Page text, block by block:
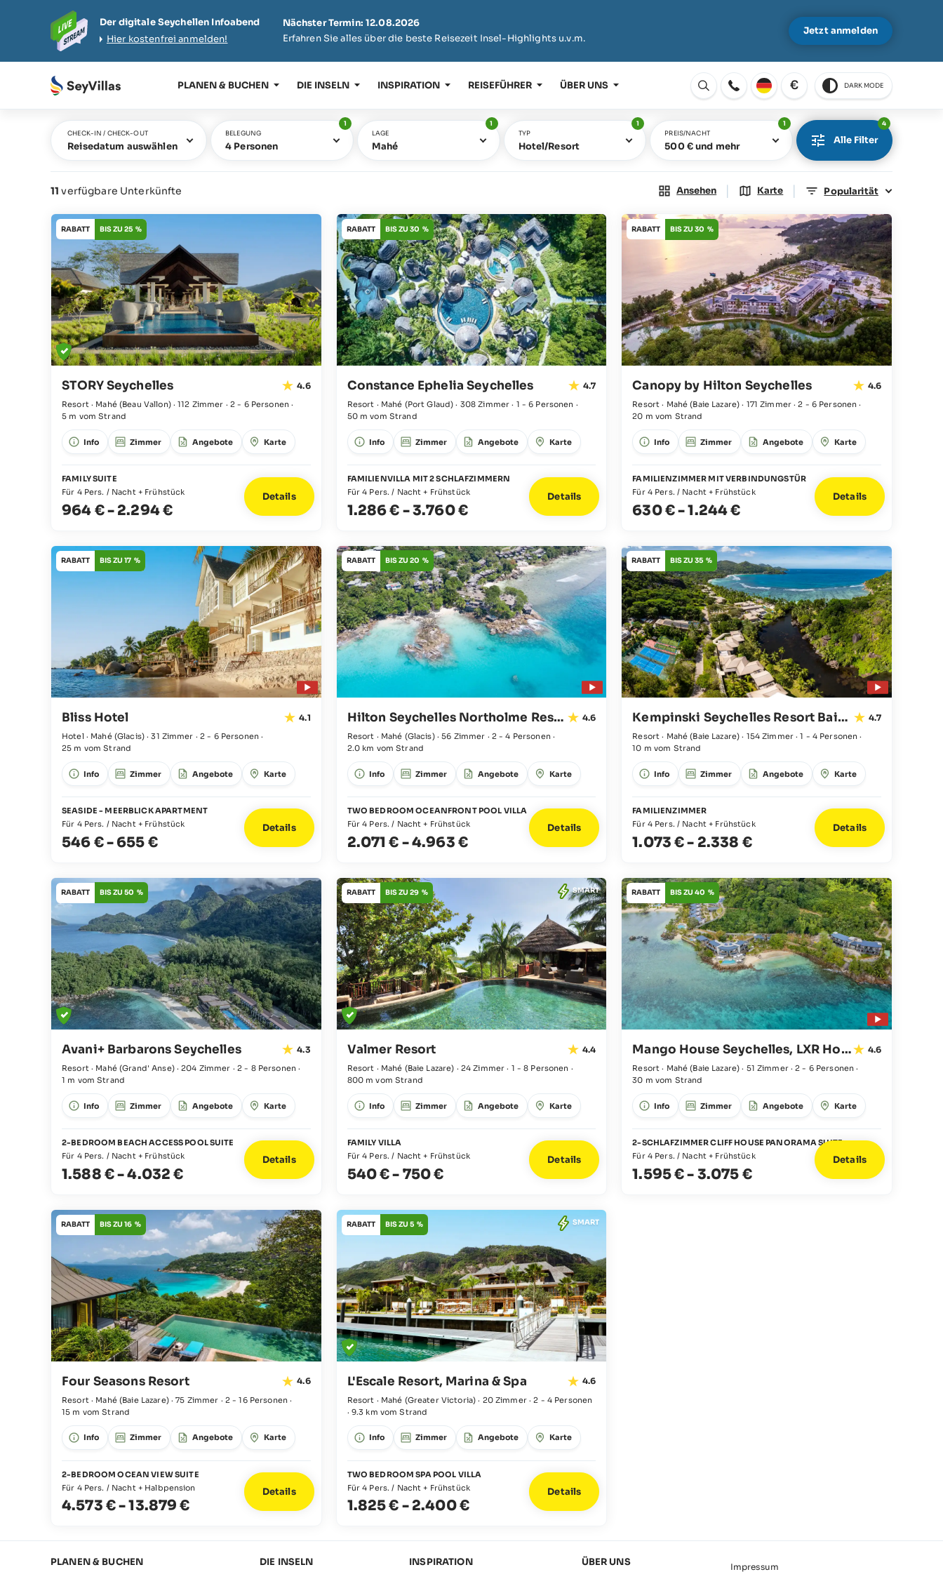
Der digitale Seychellen Infoabend
Hier kostenfrei anmelden!
Nächster Termin: 12.08.2026
Erfahren Sie alles über die beste Reisezeit Insel-Highlights u.v.m.
Jetzt anmelden
PLANEN & BUCHEN DIE INSELN INSPIRATION REISEFÜHRER ÜBER UNS
Öffnen
€ DARK MODE
CHECK-IN / CHECK-OUT
Reisedatum auswählen
BELEGUNG
4 Personen
1
LAGE
Mahé
1
TYP
Hotel/Resort
1
PREIS/NACHT
500 € und mehr
1
Alle Filter
4
11 verfügbare Unterkünfte Ansehen | Karte | Popularität
RABATT BIS ZU 25 %
STORY Seychelles 4.6
Resort · Mahé (Beau Vallon)·112 Zimmer ·2 - 6 Personen ·
5 m vom Strand
Info Zimmer Angebote Karte
FAMILY SUITE
Für 4 Pers. / Nacht + Frühstück
964 €- 2.294 €
Details
RABATT BIS ZU 30 %
Constance Ephelia Seychelles 4.7
Resort · Mahé (Port Glaud) · 308 Zimmer · 1 - 6 Personen ·
50 m vom Strand
Info Zimmer Angebote Karte
FAMILIENVILLA MIT 2 SCHLAFZIMMERN
Für 4 Pers. / Nacht + Frühstück
1.286 € -3.760 €
Details
RABATT BIS ZU 30 %
Canopy by Hilton Seychelles 4.6
Resort · Mahé (Baie Lazare) · 171 Zimmer·2 - 6 Personen ·
20 m vom Strand
Info Zimmer Angebote Karte
FAMILIENZIMMER MIT VERBINDUNGSTÜR
Für 4 Pers. / Nacht + Frühstück
630 €-1.244 €
Details
RABATT BIS ZU 17 %
Bliss Hotel 4.1
Hotel · Mahé (Glacis)·31 Zimmer ·2 - 6 Personen ·
25 m vom Strand
Info Zimmer Angebote Karte
SEASIDE - MEERBLICK APARTMENT
Für 4 Pers. / Nacht + Frühstück
546 €- 655 €
Details
RABATT BIS ZU 20 %
Hilton Seychelles Northolme Resort & Spa 4.6
Resort · Mahé (Glacis)·56 Zimmer · 2 - 4 Personen·
2.0 km vom Strand
Info Zimmer Angebote Karte
TWO BEDROOM OCEANFRONT POOL VILLA
Für 4 Pers. / Nacht + Frühstück
2.071 € -4.963 €
Details
RABATT BIS ZU 35 %
Kempinski Seychelles Resort Baie Lazare 4.7
Resort · Mahé (Baie Lazare) · 154 Zimmer·1 - 4 Personen ·
10 m vom Strand
Info Zimmer Angebote Karte
FAMILIENZIMMER
Für 4 Pers. / Nacht + Frühstück
1.073 €- 2.338 €
Details
RABATT BIS ZU 50 %
Avani+ Barbarons Seychelles 4.3
Resort · Mahé (Grand' Anse)·204 Zimmer ·2 - 8 Personen ·
1 m vom Strand
Info Zimmer Angebote Karte
2-BEDROOM BEACH ACCESS POOL SUITE
Für 4 Pers. / Nacht + Frühstück
1.588 €-4.032 €
Details
RABATT BIS ZU 29 % SMART
Valmer Resort 4.4
Resort · Mahé (Baie Lazare) · 24 Zimmer · 1 - 8 Personen ·
800 m vom Strand
Info Zimmer Angebote Karte
FAMILY VILLA
Für 4 Pers. / Nacht + Frühstück
540 €- 750 €
Details
RABATT BIS ZU 40 %
Mango House Seychelles, LXR Hotels & Resorts 4.6
Resort · Mahé (Baie Lazare) · 51 Zimmer·2 - 6 Personen ·
30 m vom Strand
Info Zimmer Angebote Karte
2-SCHLAFZIMMER CLIFF HOUSE PANORAMA SUITE
Für 4 Pers. / Nacht + Frühstück
1.595 €- 3.075 €
Details
RABATT BIS ZU 16 %
Four Seasons Resort 4.6
Resort · Mahé (Baie Lazare)·75 Zimmer · 2 - 16 Personen ·
15 m vom Strand
Info Zimmer Angebote Karte
2-BEDROOM OCEAN VIEW SUITE
Für 4 Pers. / Nacht + Halbpension
4.573 €-13.879 €
Details
RABATT BIS ZU 5 % SMART
L'Escale Resort, Marina & Spa 4.6
Resort · Mahé (Greater Victoria) · 20 Zimmer·2 - 4 Personen
· 9.3 km vom Strand
Info Zimmer Angebote Karte
TWO BEDROOM SPA POOL VILLA
Für 4 Pers. / Nacht + Frühstück
1.825 € - 2.400 €
Details
PLANEN & BUCHEN DIE INSELN INSPIRATION ÜBER UNS Impressum